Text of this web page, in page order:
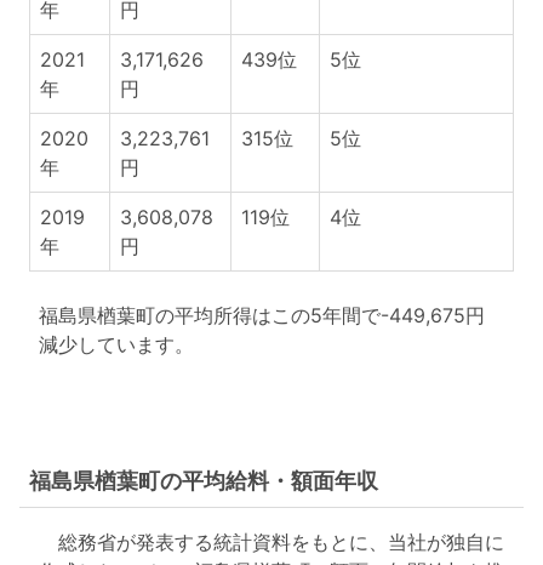
年
円
2021
年
3,171,626
円
439位 5位
2020
年
3,223,761
円
315位 5位
2019
年
3,608,078
円
119位 4位
福島県楢葉町の平均所得はこの5年間で-449,675円
減少しています。
福島県楢葉町の平均給料・額面年収
総務省が発表する統計資料をもとに、当社が独自に